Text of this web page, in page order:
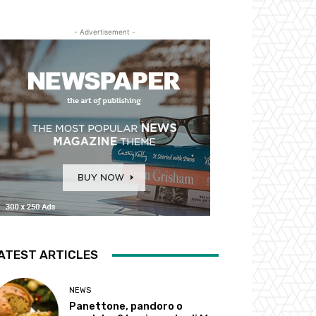
- Advertisement -
ARTICLES
NEWS
Panettone, pandoro o